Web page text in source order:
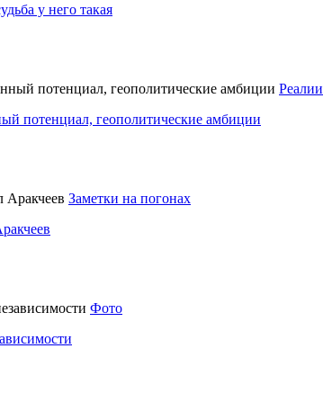
у него такая
Реалии
потенциал, геополитические амбиции
Заметки на погонах
Фото